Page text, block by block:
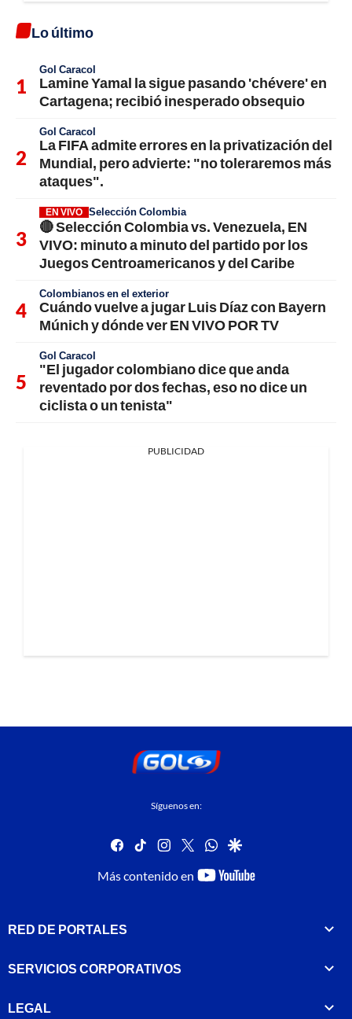
Lo último
Gol Caracol
Lamine Yamal la sigue pasando 'chévere' en
Cartagena; recibió inesperado obsequio
Gol Caracol
La FIFA admite errores en la privatización del
Mundial, pero advierte: "no toleraremos más
ataques".
EN VIVO Selección Colombia
🔴 Selección Colombia vs. Venezuela, EN
VIVO: minuto a minuto del partido por los
Juegos Centroamericanos y del Caribe
Colombianos en el exterior
Cuándo vuelve a jugar Luis Díaz con Bayern
Múnich y dónde ver EN VIVO POR TV
Gol Caracol
"El jugador colombiano dice que anda
reventado por dos fechas, eso no dice un
ciclista o un tenista"
PUBLICIDAD
Síguenos en:
facebook
tiktok instagram
twitterwhatsapp
google
Más contenido en
youtube-
RED DE PORTALES
SERVICIOS CORPORATIVOS
LEGAL